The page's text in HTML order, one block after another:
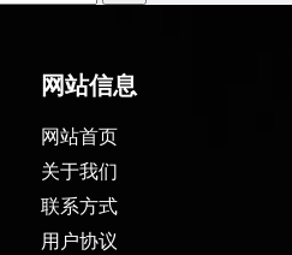
网站信息
网站首页
关于我们
联系方式
用户协议